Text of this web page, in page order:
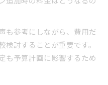
も参考にしながら、費用だ
討することが重要です。
も予算計画に影響するため